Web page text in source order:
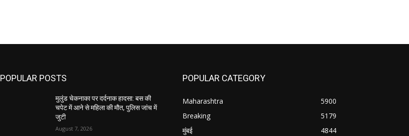
POPULAR POSTS
मुलुंड चेकनाका पर दर्दनाक हादसा: बस की
चपेट में आने से महिला की मौत, पुलिस जांच में
जुटी
August 7, 2026
POPULAR CATEGORY
Maharashtra
5900
Breaking
5179
मुंबई
4844